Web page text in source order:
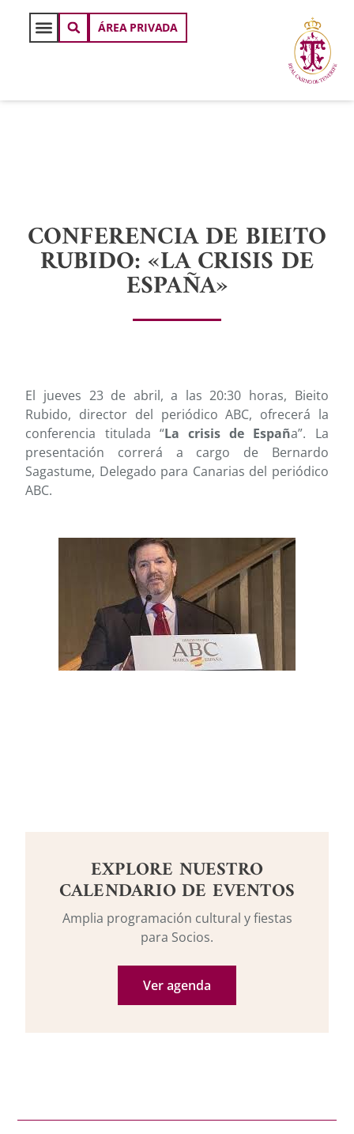
ÁREA PRIVADA
CONFERENCIA DE BIEITO
RUBIDO: «LA CRISIS DE
ESPAÑA»
El jueves 23 de abril, a las 20:30 horas, Bieito
Rubido, director del periódico ABC, ofrecerá la
conferencia titulada “La crisis de España”. La
presentación correrá a cargo de Bernardo
Sagastume, Delegado para Canarias del periódico
ABC.
EXPLORE NUESTRO
CALENDARIO DE EVENTOS
Amplia programación cultural y fiestas
para Socios.
Ver agenda